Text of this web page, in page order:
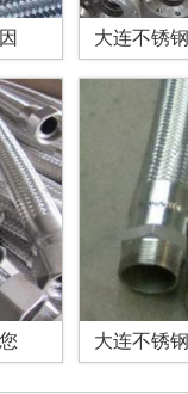
大连不锈
大连不锈